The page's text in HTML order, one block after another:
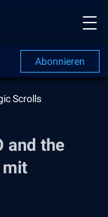
Abonnieren
Scrolls
and the
mit